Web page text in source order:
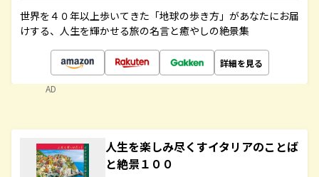
世界を４０年以上歩いてきた「地球の歩き方」があなたにお届
けする、人生を輝かせる旅の名言と癒やしの絶景集
詳細を見る
AD
人生を楽しみ尽くすイタリアのことば
と絶景１００